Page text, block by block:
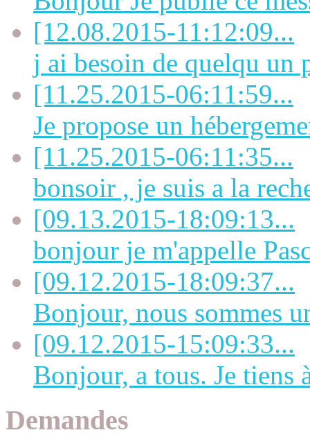
[12.08.2015-11:12:09...
j ai besoin de quelqu un
[11.25.2015-06:11:59...
Je propose un
[11.25.2015-06:11:35...
bonsoir , je suis a la
[09.13.2015-18:09:13...
bonjour je m'appelle
[09.12.2015-18:09:37...
Bonjour, nous sommes
[09.12.2015-15:09:33...
Bonjour, a tous. Je tiens
Demandes